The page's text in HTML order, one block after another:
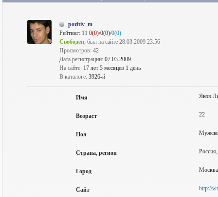
pozitiv_m
Рейтинг: 11 0(0)/0(0)/0(0)
Свободен, был на сайте 28.03.2009 23:56
Просмотров: 42
Дата регистрации: 07.03.2009
На сайте: 17 лет 5 месяцев 1 день
В каталоге: 3926-й
Имя Яков
Возраст 22
Пол
Страна, регион
Город Москва
Сайт http://